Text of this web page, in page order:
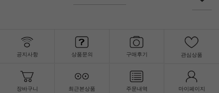
공지사항 상품문의 구매후기 관심상품
장바구니 최근본상품 주문내역 마이페이지